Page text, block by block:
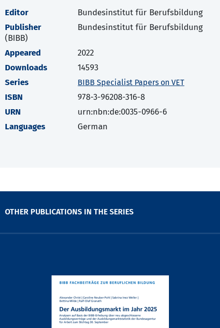
Editor
Bundesinstitut für Berufsbildung
Publisher
Bundesinstitut für Berufsbildung
(BIBB)
Appeared
2022
Downloads
14593
Series
BIBB Specialist Papers on VET
ISBN
978-3-96208-316-8
URN
urn:nbn:de:0035-0966-6
Languages
German
OTHER PUBLICATIONS IN THE SERIES